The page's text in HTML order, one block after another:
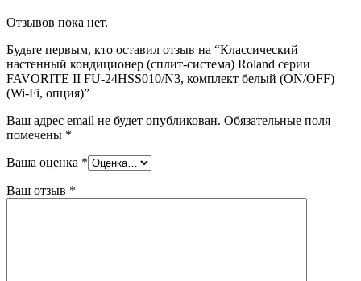
Отзывов пока нет.
Будьте первым, кто оставил отзыв на “Классический
настенный кондиционер (сплит-система) Roland серии
FAVORITE II FU-24HSS010/N3, комплект белый (ON/OFF)
(Wi-Fi, опция)”
Ваш адрес email не будет опубликован. Обязательные поля
помечены *
Ваша оценка *
Ваш отзыв *